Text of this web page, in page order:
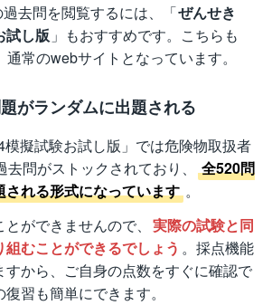
去問を閲覧するには、「ぜんせき
試し版 」もおすすめです。こちらも
常のwebサイトとなっています。
がランダムに出題される
模擬試験お試し版」では危険物取扱者
問がストックされており、
全520問
れる形式になっています 。
ができませんので、 実際の試験と同
組むことができるでしょう 。採点機能
すから、ご自身の点数をすぐに確認で
習も簡単にできます。